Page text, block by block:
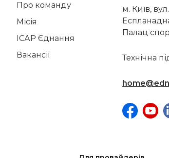
Про команду
Місія
ІСАР Єднання
Вакансії
м. Київ, вул.
Палац
Технічна